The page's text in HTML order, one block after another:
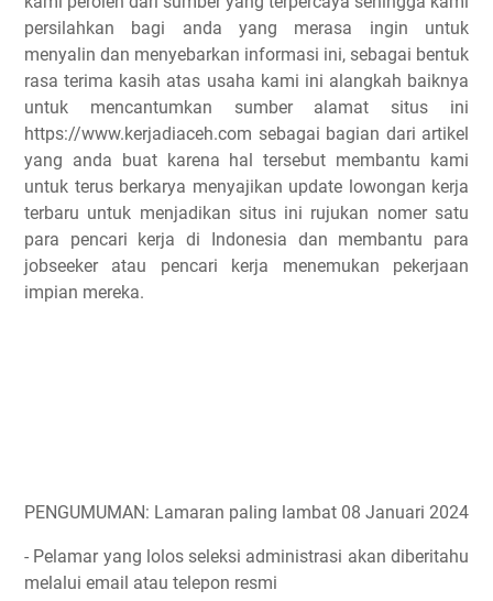
persilahkan bagi anda yang merasa ingin untuk
menyalin dan menyebarkan informasi ini, sebagai bentuk
rasa terima kasih atas usaha kami ini alangkah baiknya
untuk mencantumkan sumber alamat situs ini
https://www.kerjadiaceh.com sebagai bagian dari artikel
yang anda buat karena hal tersebut membantu kami
untuk terus berkarya menyajikan update lowongan kerja
terbaru untuk menjadikan situs ini rujukan nomer satu
para pencari kerja di Indonesia dan membantu para
jobseeker atau pencari kerja menemukan pekerjaan
impian mereka.
PENGUMUMAN: Lamaran paling lambat 08 Januari 2024
- Pelamar yang lolos seleksi administrasi akan diberitahu
melalui email atau telepon resmi